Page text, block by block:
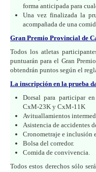
forma anticipada para
Una vez finalizada la
acompañada de una
Gran Premio Provincial de
Todos los atletas
puntuarán para el Gran
obtendrán puntos según el
La inscripción en la prueba
Dorsal para participar
CxM-23K y CxM-11K
Avituallamientos
Asistencia de accidentes
Cronometraje e inclusión
Bolsa del corredor.
Comida de convivencia.
Todos estos derechos sólo